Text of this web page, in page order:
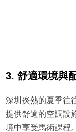
3. 舒適環境與
深圳炎熱的夏季往
提供舒適的空調設
境中享受馬術課程